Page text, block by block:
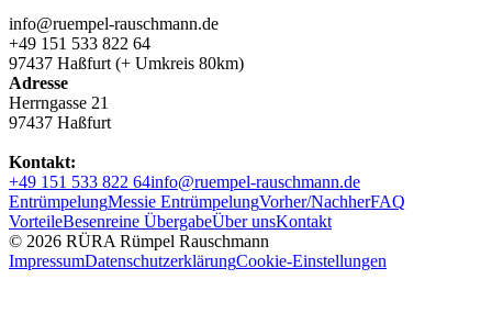
info@ruempel-rauschmann.de
+49 151 533 822 64
97437 Haßfurt (+ Umkreis 80km)
Adresse
Herrngasse 21
97437 Haßfurt
Kontakt:
+49 151 533 822 64info@ruempel-rauschmann.de
EntrümpelungMessie EntrümpelungVorher/NachherFAQ
VorteileBesenreine ÜbergabeÜber unsKontakt
© 2026 RÜRA Rümpel Rauschmann
ImpressumDatenschutzerklärungCookie-Einstellungen